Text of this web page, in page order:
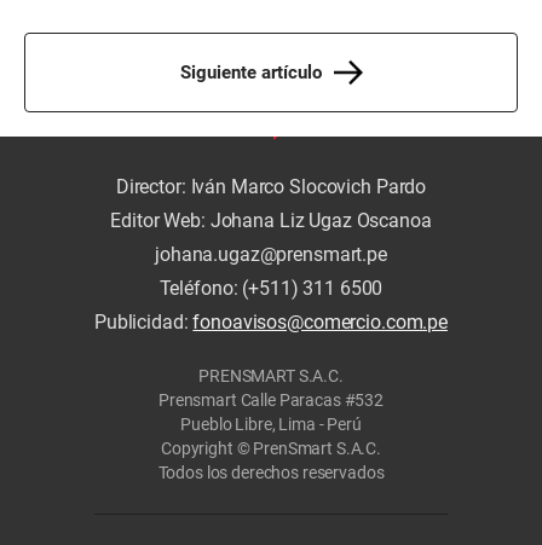
Siguiente artículo
Director: Iván Marco Slocovich Pardo
Editor Web: Johana Liz Ugaz Oscanoa
johana.ugaz@prensmart.pe
Teléfono: (+511) 311 6500
Publicidad:fonoavisos@comercio.com.pe
PRENSMART S.A.C.
Prensmart Calle Paracas #532
Pueblo Libre, Lima - Perú
Copyright © PrenSmart S.A.C.
Todos los derechos reservados